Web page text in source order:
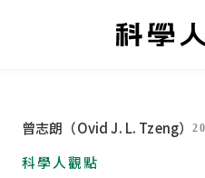
曾志朗（Ovid J. L. Tzeng）
科學人觀點